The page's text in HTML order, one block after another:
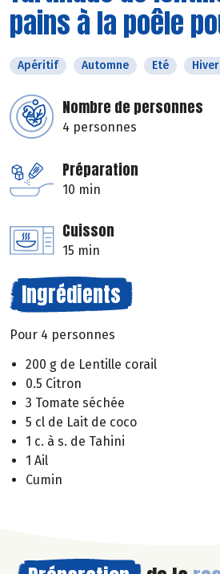
pains à la poêle
Apéritif Automne Eté Hiver
Nombre de personnes
4 personnes
Préparation
10 min
Cuisson
15 min
Ingrédients
Pour 4 personnes
200 g de Lentille corail
0.5 Citron
3 Tomate séchée
5 cl de Lait de coco
1 c. à s. de Tahini
1 Ail
Cumin